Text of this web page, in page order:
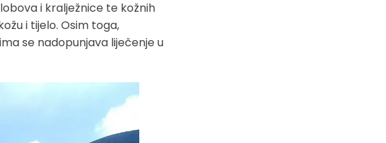
i kralježnice te kožnih
i tijelo. Osim toga,
se nadopunjava liječenje u